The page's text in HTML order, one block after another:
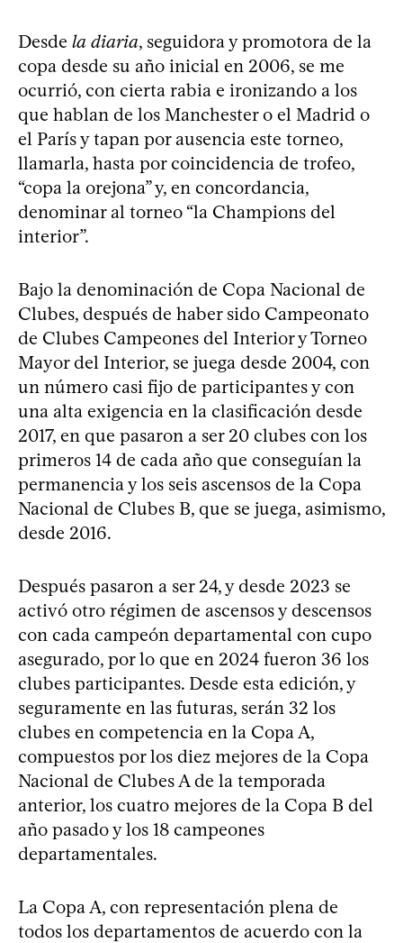
Desde la diaria, seguidora y promotora de la
copa desde su año inicial en 2006, se me
ocurrió, con cierta rabia e ironizando a los
que hablan de los Manchester o el Madrid o
el París y tapan por ausencia este torneo,
llamarla, hasta por coincidencia de trofeo,
“copa la orejona” y, en concordancia,
denominar al torneo “la Champions del
interior”.
Bajo la denominación de Copa Nacional de
Clubes, después de haber sido Campeonato
de Clubes Campeones del Interior y Torneo
Mayor del Interior, se juega desde 2004, con
un número casi fijo de participantes y con
una alta exigencia en la clasificación desde
2017, en que pasaron a ser 20 clubes con los
primeros 14 de cada año que conseguían la
permanencia y los seis ascensos de la Copa
Nacional de Clubes B, que se juega, asimismo,
desde 2016.
Después pasaron a ser 24, y desde 2023 se
activó otro régimen de ascensos y descensos
con cada campeón departamental con cupo
asegurado, por lo que en 2024 fueron 36 los
clubes participantes. Desde esta edición, y
seguramente en las futuras, serán 32 los
clubes en competencia en la Copa A,
compuestos por los diez mejores de la Copa
Nacional de Clubes A de la temporada
anterior, los cuatro mejores de la Copa B del
año pasado y los 18 campeones
departamentales.
La Copa A, con representación plena de
todos los departamentos de acuerdo con la